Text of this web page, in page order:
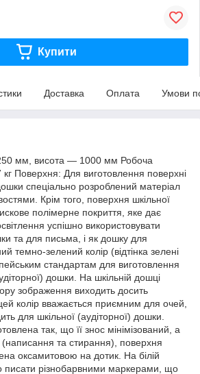
Купити
Доставка Оплата Умови
мм, висота — 1000 мм Робоча
Поверхня: Для виготовлення поверхні
спеціально розроблений матеріал
Крім того, поверхня шкільної
полімерне покриття, яке дає
успішно використовувати
та для письма, і як дошку для
темно-зелений колір (відтінка зелені
стандартам для виготовлення
дошки. На шкільній дошці
зображення виходить досить
колір вважається приємним для очей,
для шкільної (аудіторної) дошки.
так, що її знос мінімізований, а
та стирання), поверхня
оксамитовою на дотик. На білій
писати різнобарвними маркерами, що